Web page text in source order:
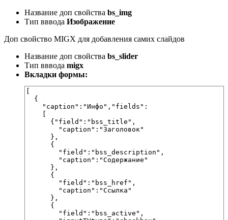
Название доп свойства bs_img
Тип вввода Изображение
Доп свойство MIGX для добавления самих слайдов
Название доп свойства bs_slider
Тип вввода migx
Вкладки формы:
  {
    "caption":"Инфо","fields":
      {"field":"bss_title",
        "caption":"Заголовок"
      },
      {
        "field":"bss_description",
        "caption":"Содержание"
      },
      {
        "field":"bss_href",
        "caption":"Ссылка"
      },
      {
        "field":"bss_active",